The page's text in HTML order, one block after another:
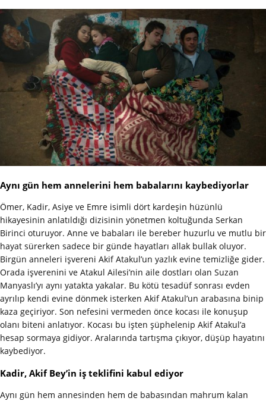
Aynı gün hem annelerini hem babalarını kaybediyorlar
Ömer, Kadir, Asiye ve Emre isimli dört kardeşin hüzünlü
hikayesinin anlatıldığı dizisinin yönetmen koltuğunda Serkan
Birinci oturuyor. Anne ve babaları ile bereber huzurlu ve mutlu bir
hayat sürerken sadece bir günde hayatları allak bullak oluyor.
Birgün anneleri işvereni Akif Atakul’un yazlık evine temizliğe gider.
Orada işverenini ve Atakul Ailesi’nin aile dostları olan Suzan
Manyaslı’yı aynı yatakta yakalar. Bu kötü tesadüf sonrası evden
ayrılıp kendi evine dönmek isterken Akif Atakul’un arabasına binip
kaza geçiriyor. Son nefesini vermeden önce kocası ile konuşup
olanı biteni anlatıyor. Kocası bu işten şüphelenip Akif Atakul’a
hesap sormaya gidiyor. Aralarında tartışma çıkıyor, düşüp hayatını
kaybediyor.
Kadir, Akif Bey’in iş teklifini kabul ediyor
Aynı gün hem annesinden hem de babasından mahrum kalan